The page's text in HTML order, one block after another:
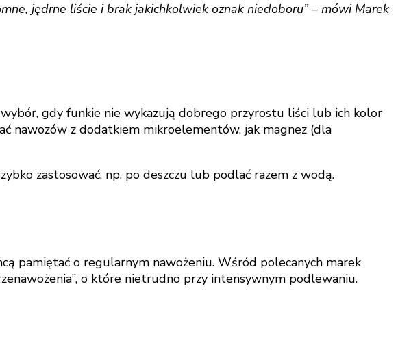
jędrne liście i brak jakichkolwiek oznak niedoboru” – mówi Marek
gdy funkie nie wykazują dobrego przyrostu liści lub ich kolor
nawozów z dodatkiem mikroelementów, jak magnez (dla
zastosować, np. po deszczu lub podlać razem z wodą.
pamiętać o regularnym nawożeniu. Wśród polecanych marek
o które nietrudno przy intensywnym podlewaniu.